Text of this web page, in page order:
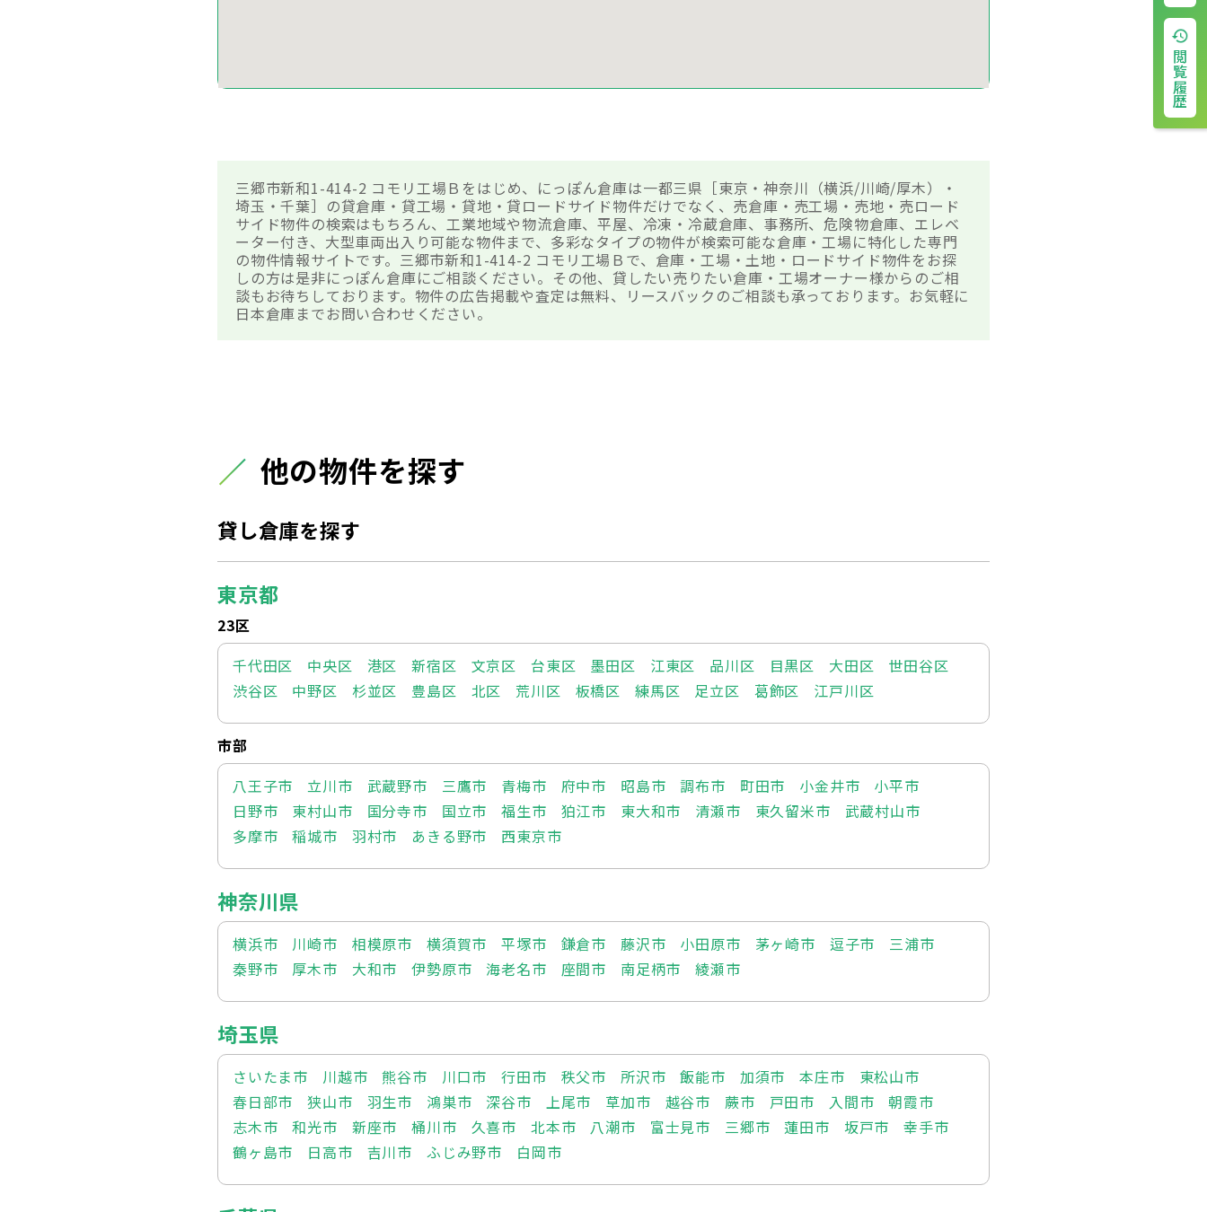
閲覧履歴
三郷市新和1-414-2 コモリ工場Ｂをはじめ、にっぽん倉庫は一都三県［東京・神奈川（横浜/川崎/厚木）・
埼玉・千葉］の貸倉庫・貸工場・貸地・貸ロードサイド物件だけでなく、売倉庫・売工場・売地・売ロード
サイド物件の検索はもちろん、工業地域や物流倉庫、平屋、冷凍・冷蔵倉庫、事務所、危険物倉庫、エレベ
ーター付き、大型車両出入り可能な物件まで、多彩なタイプの物件が検索可能な倉庫・工場に特化した専門
の物件情報サイトです。三郷市新和1-414-2 コモリ工場Ｂで、倉庫・工場・土地・ロードサイド物件をお探
しの方は是非にっぽん倉庫にご相談ください。その他、貸したい売りたい倉庫・工場オーナー様からのご相
談もお待ちしております。物件の広告掲載や査定は無料、リースバックのご相談も承っております。お気軽に
日本倉庫までお問い合わせください。
他の物件を探す
貸し倉庫を探す
東京都
23区
千代田区
中央区 港区 新宿区 文京区 台東区 墨田区 江東区 品川区 目黒区 大田区
世田谷区
渋谷区
中野区 杉並区 豊島区 北区 荒川区 板橋区 練馬区 足立区 葛飾区 江戸川区
市部
八王子市
立川市 武蔵野市 三鷹市 青梅市 府中市 昭島市 調布市 町田市 小金井市
小平市
日野市
東村山市 国分寺市 国立市 福生市 狛江市 東大和市 清瀬市 東久留米市
武蔵村山市
多摩市
稲城市 羽村市 あきる野市 西東京市
神奈川県
横浜市 川崎市 相模原市 横須賀市 平塚市 鎌倉市 藤沢市 小田原市 茅ヶ崎市 逗子市
三浦市
秦野市
厚木市 大和市 伊勢原市 海老名市 座間市 南足柄市 綾瀬市
埼玉県
さいたま市 川越市 熊谷市 川口市 行田市 秩父市 所沢市 飯能市 加須市 本庄市
東松山市
春日部市
狭山市 羽生市 鴻巣市 深谷市 上尾市 草加市 越谷市 蕨市 戸田市 入間市
朝霞市
志木市
和光市 新座市 桶川市 久喜市 北本市 八潮市 富士見市 三郷市 蓮田市 坂戸市
幸手市
鶴ヶ島市
日高市 吉川市 ふじみ野市 白岡市